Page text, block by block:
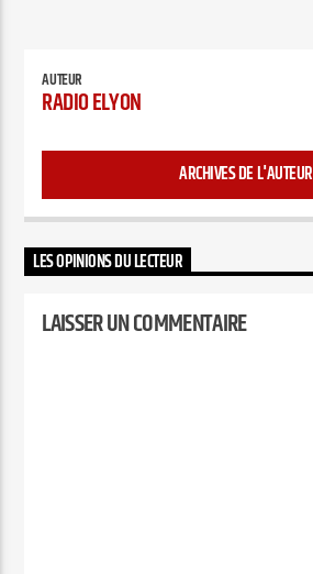
AUTEUR
RADIO ELYON
ARCHIVES DE L'AUTEUR
LES OPINIONS DU LECTEUR
LAISSER UN COMMENTAIRE